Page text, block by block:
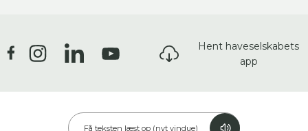
Hent haveselskabets
app
Få teksten læst op (nyt vindue)